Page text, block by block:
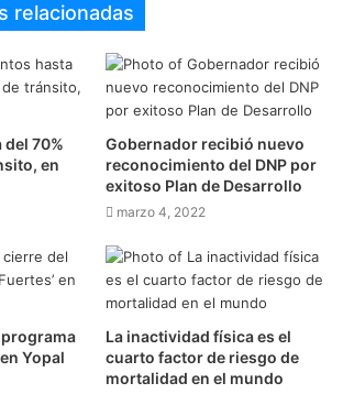
relacionadas
70%
en
Gobernador recibió nuevo
reconocimiento del DNP por
exitoso Plan de Desarrollo
marzo 4, 2022
Yopal
La inactividad física es el
cuarto factor de riesgo de
mortalidad en el mundo